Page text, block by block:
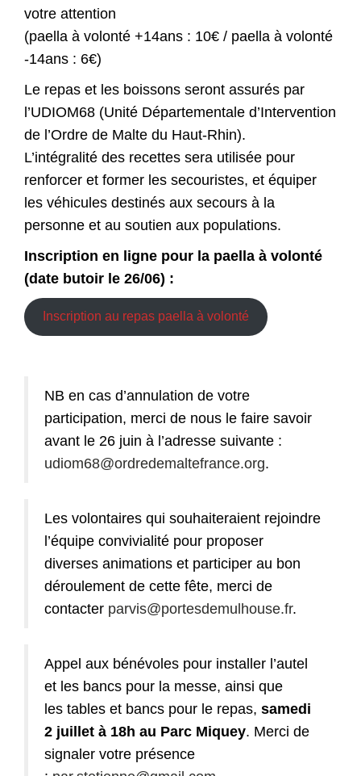
votre attention
(paella à volonté +14ans : 10€ / paella à volonté
-14ans : 6€)
Le repas et les boissons seront assurés par
l’UDIOM68 (Unité Départementale d’Intervention
de l’Ordre de Malte du Haut-Rhin).
L’intégralité des recettes sera utilisée pour
renforcer et former les secouristes, et équiper
les véhicules destinés aux secours à la
personne et au soutien aux populations.
Inscription en ligne pour la paella à volonté
(date butoir le 26/06) :
Inscription au repas paella à volonté
NB en cas d’annulation de votre
participation, merci de nous le faire savoir
avant le 26 juin à l’adresse suivante :
udiom68@ordredemaltefrance.org.
Les volontaires qui souhaiteraient rejoindre
l’équipe convivialité pour proposer
diverses animations et participer au bon
déroulement de cette fête, merci de
contacter parvis@portesdemulhouse.fr.
Appel aux bénévoles pour installer l’autel
et les bancs pour la messe, ainsi que
les tables et bancs pour le repas, samedi
2 juillet à 18h au Parc Miquey. Merci de
signaler votre présence